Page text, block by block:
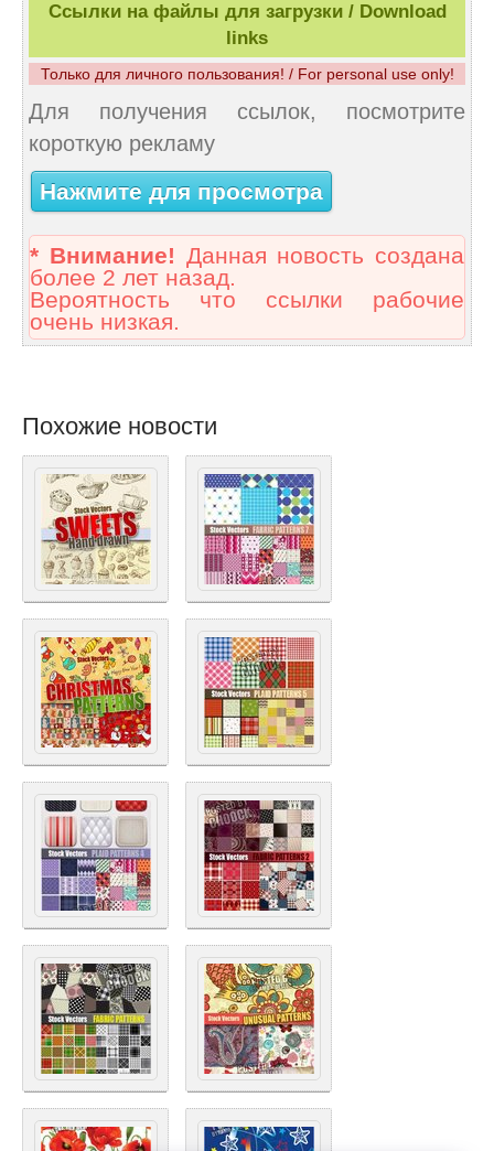
Ссылки на файлы для загрузки / Download
links
Только для личного пользования! / For personal use only!
Для получения ссылок, посмотрите
короткую рекламу
Нажмите для просмотра
* Внимание! Данная новость создана
более 2 лет назад.
Вероятность что ссылки рабочие
очень низкая.
Похожие новости